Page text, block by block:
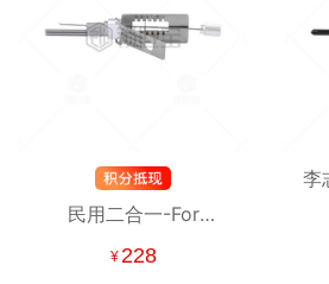
民用二合一-For
锁读开工具【台湾】 智
¥ 228
李